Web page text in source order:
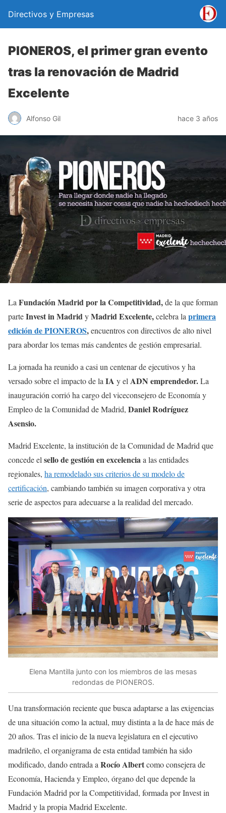
Directivos y Empresas
PIONEROS, el primer gran evento
tras la renovación de Madrid
Excelente
Alfonso Gil hace 3 años
LaFundación Madrid por la Competitividad,de la que forman
parteInvest in MadridyMadrid Excelente,celebra laprimera
edición de PIONEROS,encuentros con directivos de alto nivel
para abordar los temas más candentes de gestión empresarial.
La jornada ha reunido a casi un centenar de ejecutivos y ha
versado sobre el impacto de laIA y elADN emprendedor.La
inauguración corrió ha cargo del viceconsejero de Economía y
Empleo de la Comunidad de Madrid, Daniel Rodríguez
Asensio.
Madrid Excelente, la institución de la Comunidad de Madrid que
concede elsello de gestión en excelenciaa las entidades
regionales, ha remodelado sus criterios de su modelo de
certificación, cambiando también su imagen corporativa y otra
serie de aspectos para adecuarse a la realidad del mercado.
Elena Mantilla junto con los miembros de las mesas
redondas de PIONEROS.
Una transformación reciente que busca adaptarse a las exigencias
de una situación como la actual, muy distinta a la de hace más de
20 años. Tras el inicio de la nueva legislatura en el ejecutivo
madrileño, el organigrama de esta entidad también ha sido
modificado, dando entrada aRocío Albertcomo consejera de
Economía, Hacienda y Empleo, órgano del que depende la
Fundación Madrid por la Competitividad, formada por Invest in
Madrid y la propia Madrid Excelente.